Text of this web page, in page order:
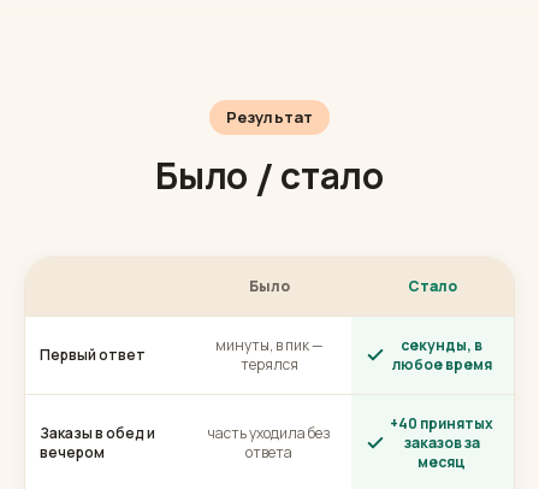
Результат
Было / стало
Было Стало
Первый ответ
минуты, в пик —
терялся
секунды, в
любое время
Заказы в обед и
вечером
часть уходила без
ответа
+40 принятых
заказов за
месяц